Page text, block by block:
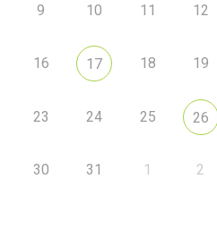
9 10 11 12
16 17 18 19
23 24 25 26
30 31 1 2